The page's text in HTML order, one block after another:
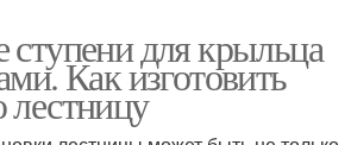
для крыльца
Как изготовить